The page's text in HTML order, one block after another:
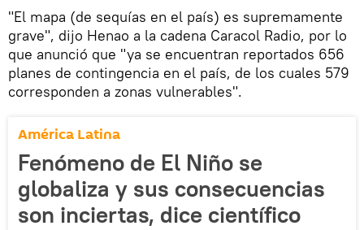
"El mapa (de sequías en el país) es supremamente
grave", dijo Henao a la cadena Caracol Radio, por lo
que anunció que "ya se encuentran reportados 656
planes de contingencia en el país, de los cuales 579
corresponden a zonas vulnerables".
América Latina
Fenómeno de El Niño se
globaliza y sus consecuencias
son inciertas, dice científico